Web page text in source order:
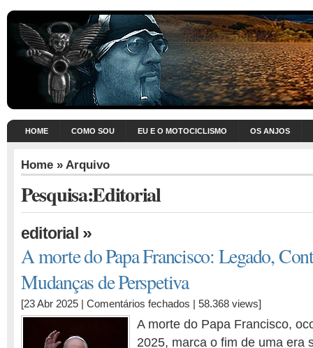
HOME COMO SOU EU E O MOTOCICLISMO OS ANJOS
Home » Arquivo
Pesquisa:Editorial
editorial»
A morte do Papa Francisco: Legado,
Mudanças de Perspetiva
[23 Abr 2025 | Comentários fechados em
morte
do
| 58.368 views]
A morte do Papa Francisco,
2025, marca o fim de uma era